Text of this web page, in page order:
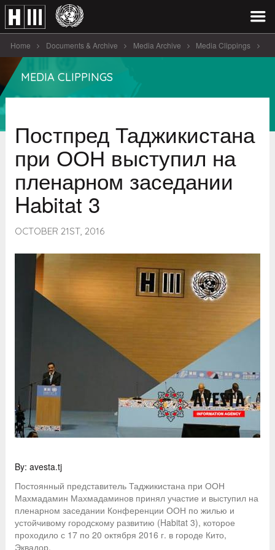
Home Documents & Archive Media Archive Media Clippings
Постпред Таджикистана при ООН выступил на пленарном заседании
MEDIA CLIPPINGS
Постпред Таджикистана
при ООН выступил на
пленарном заседании
Habitat 3
OCTOBER 21ST, 2016
By: avesta.tj
Постоянный представитель Таджикистана при ООН
Махмадамин Махмадаминов принял участие и выступил на
пленарном заседании Конференции ООН по жилью и
устойчивому городскому развитию (Habitat 3), которое
проходило с 17 по 20 октября 2016 г. в городе Кито,
Эквадор.